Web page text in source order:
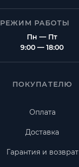
РЕЖИМ РАБОТЫ
Пн — Пт
9:00 — 18:00
ПОКУПАТЕЛЮ
Оплата
Доставка
Гарантия и возврат